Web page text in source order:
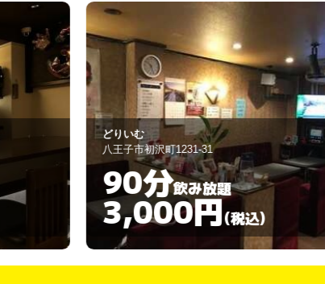
亜希子
八王子市横山町11-2
60分飲み放題
3,000円